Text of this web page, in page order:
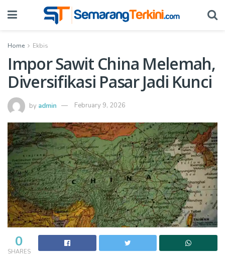
Home Ekbis
Impor Sawit China Melemah,
Diversifikasi Pasar Jadi Kunci
by admin February 9, 2026
0
SHARES